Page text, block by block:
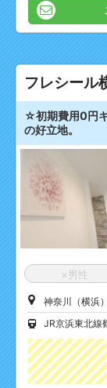
フレシール
☆初期費用0円
の好立地。
×男性
神奈川（横浜）
JR京浜東北線